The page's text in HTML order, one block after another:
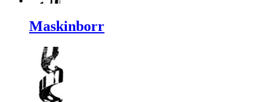
Maskinborr